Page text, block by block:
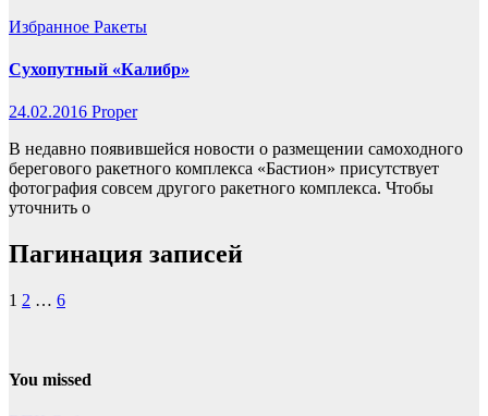
Избранное Ракеты
Сухопутный «Калибр»
24.02.2016 Proper
В недавно появившейся новости о размещении самоходного
берегового ракетного комплекса «Бастион» присутствует
фотография совсем другого ракетного комплекса. Чтобы
уточнить о
Пагинация записей
1 2 … 6
You missed